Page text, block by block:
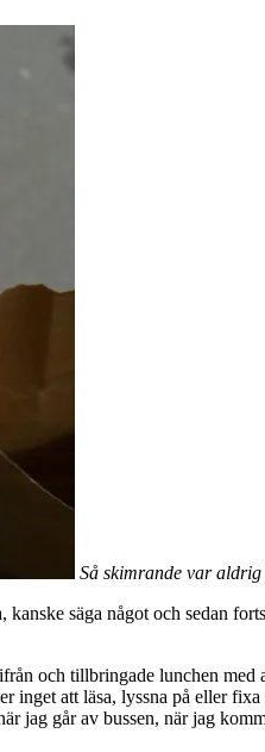
Så skimrande var
säga något och sedan
och tillbringade lunchen
att läsa, lyssna på eller
jag går av bussen, när jag